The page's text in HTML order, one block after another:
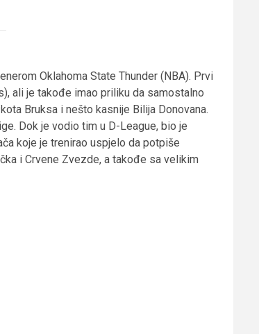
Oklahoma State Thunder (NBA). Prvi
ali je takođe imao priliku da samostalno
Bruksa i nešto kasnije Bilija Donovana.
Dok je vodio tim u D-League, bio je
koje je trenirao uspjelo da potpiše
i Crvene Zvezde, a takođe sa velikim